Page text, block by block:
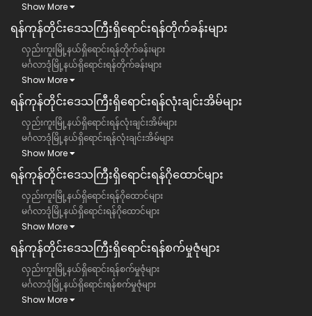
Show More
ရန်ကုန်တိုင်းဒေသကြီး​ရှိရောင်းရန်တိုက်ခန်းများ
လှည်းကူးမြို့နယ်ရှိရောင်းရန်တိုက်ခန်းများ
မင်္ဂလာဒုံမြို့နယ်ရှိရောင်းရန်တိုက်ခန်းများ
Show More
ရန်ကုန်တိုင်းဒေသကြီး​ရှိရောင်းရန်လုံးချင်းအိမ်များ
လှည်းကူးမြို့နယ်ရှိရောင်းရန်လုံးချင်းအိမ်များ
မင်္ဂလာဒုံမြို့နယ်ရှိရောင်းရန်လုံးချင်းအိမ်များ
Show More
ရန်ကုန်တိုင်းဒေသကြီး​ရှိရောင်းရန်ဂိုထောင်များ
လှည်းကူးမြို့နယ်ရှိရောင်းရန်ဂိုထောင်များ
မင်္ဂလာဒုံမြို့နယ်ရှိရောင်းရန်ဂိုထောင်များ
Show More
ရန်ကုန်တိုင်းဒေသကြီး​ရှိရောင်းရန်စက်မှုဇုံများ
လှည်းကူးမြို့နယ်ရှိရောင်းရန်စက်မှုဇုံများ
မင်္ဂလာဒုံမြို့နယ်ရှိရောင်းရန်စက်မှုဇုံများ
Show More